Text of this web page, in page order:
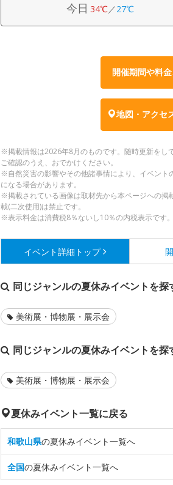
今日 34℃／27℃
開催期間や料
地図・アクセ
※掲載情報は2026年8月のものです。随時更新をし
ご確認のうえ、おでかけください。
※自然災害の影響やその他諸事情により、イベント
になる場合があります。
※掲載されている画像は取材先から本ページへの
載(二次使用)は禁止です。
※表示料金は消費税8％ないし10％の内税表示です。
イベント詳細 トップ
同じジャンルの夏休みイベントを探
美術展・博物展・展示会
同じジャンルの夏休みイベントを探
美術展・博物展・展示会
夏休みイベント一覧に戻る
和歌山県の夏休みイベント一覧へ
全国の夏休みイベント一覧へ